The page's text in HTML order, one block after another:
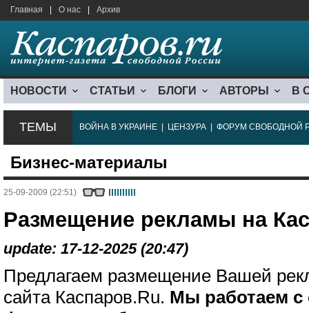
Главная О нас Архив
НОВОСТИ СТАТЬИ БЛОГИ АВТОРЫ В
ТЕМЫ ВОЙНА В УКРАИНЕ ЦЕНЗУРА ФОРУМ СВОБОДНОЙ
Бизнес-материалы
25-09-2009 (22:51)
Размещение рекламы на
update: 17-12-2025 (20:47)
Предлагаем размещение Вашей
сайта Каспаров.Ru. Мы работаем